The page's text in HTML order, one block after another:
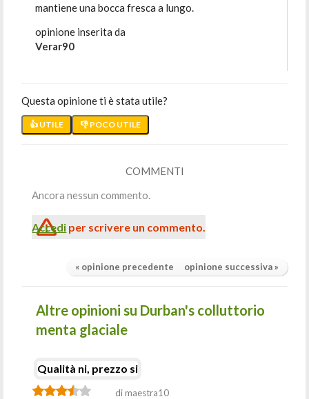
mantiene una bocca fresca a lungo.
opinione inserita da
Verar90
Questa opinione ti è stata utile?
👍 UTILE 👎 POCO UTILE
COMMENTI
Ancora nessun commento.
Accedi per scrivere un commento.
« opinione precedente opinione successiva »
Altre opinioni su Durban's colluttorio
menta glaciale
Qualità ni, prezzo si
di maestra10